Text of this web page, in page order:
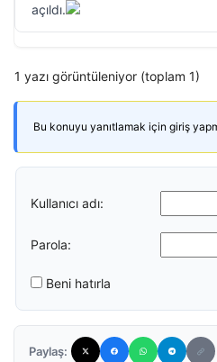
açıldı.
1 yazı görüntüleniyor (toplam 1)
Bu konuyu yanıtlamak için giriş
Kullanıcı adı:
Parola:
Beni hatırla
Paylaş: